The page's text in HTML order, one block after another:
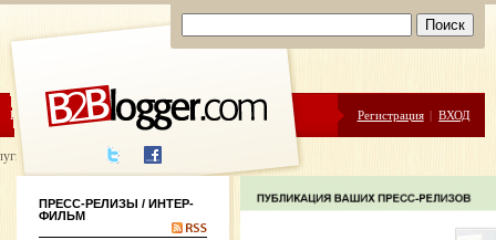
ЦЕНЫ ПОМОЩЬ Регистрация | ВХОД
написания
ПРЕСС-РЕЛИЗЫ / ИНТЕР-
ФИЛЬМ